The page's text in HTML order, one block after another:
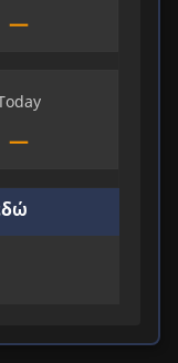
—
—